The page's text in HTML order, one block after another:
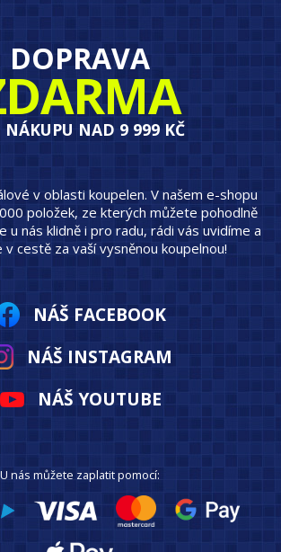
DOPRAVA
NÁKUPU NAD 9 999 KČ
v oblasti koupelen. V našem e-shopu
položek, ze kterých můžete pohodlně
u nás klidně i pro radu, rádi vás uvidíme a
cestě za vaší vysněnou koupelnou!
NÁŠ FACEBOOK
NÁŠ INSTAGRAM
NÁŠ YOUTUBE
U nás můžete zaplatit pomocí: